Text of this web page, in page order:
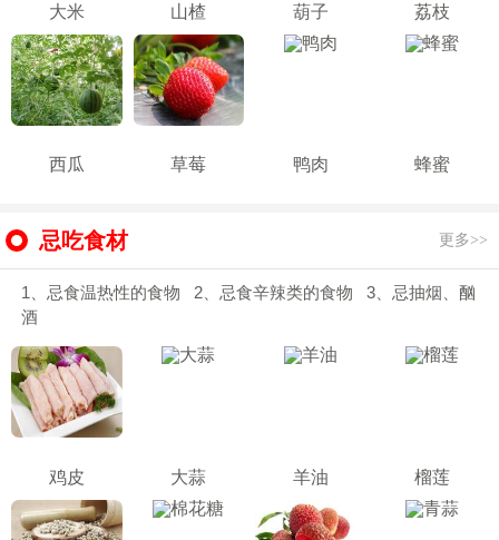
大米 山楂 葫子 荔枝
西瓜 草莓 鸭肉 蜂蜜
忌吃食材 更多>>
1、忌食温热性的食物 2、忌食辛辣类的食物 3、忌抽烟、酗
酒
鸡皮 大蒜 羊油 榴莲